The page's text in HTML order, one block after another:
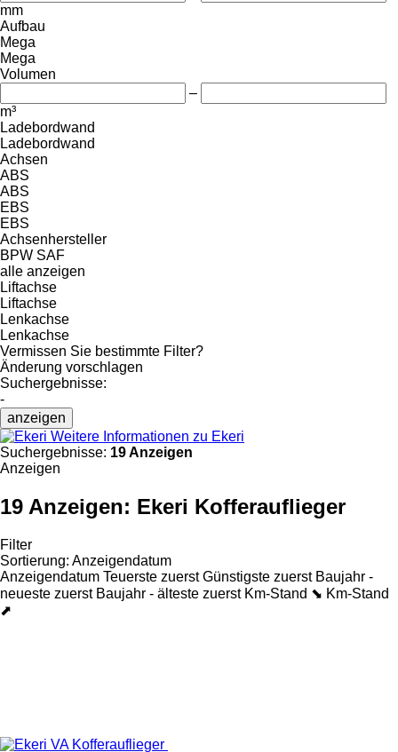
mm
Aufbau
Mega
Mega
Volumen
–
m³
Ladebordwand
Ladebordwand
Achsen
ABS
ABS
EBS
EBS
Achsenhersteller
BPW SAF
alle anzeigen
Liftachse
Liftachse
Lenkachse
Lenkachse
Vermissen Sie bestimmte Filter?
Änderung vorschlagen
Suchergebnisse:
-
anzeigen
Weitere Informationen zu Ekeri
Suchergebnisse: 19 Anzeigen
Anzeigen
19 Anzeigen: Ekeri Kofferauflieger
Filter
Sortierung: Anzeigendatum
Anzeigendatum Teuerste zuerst Günstigste zuerst Baujahr -
neueste zuerst Baujahr - älteste zuerst Km-Stand ⬊ Km-Stand
⬈